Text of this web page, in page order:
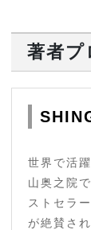
お金はなぜ
お金は「応
なぜ、お金
龍はお金が
消防士か
ＰＬからＢ
お金から
著者プ
世界で活
山奥之院
ストセラ
が絶賛さ